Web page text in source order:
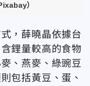
）
，薛曉晶依據台
鋰量較高的食物
、燕麥、綠豌豆
包括黃豆、蛋、